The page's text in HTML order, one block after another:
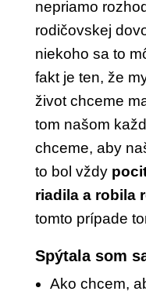
nepriamo
rodičovskej
niekoho sa to
fakt je ten, že
život chceme
tom našom
chceme, aby
to bol vždy
riadila a robila
tomto prípade
Spýtala som
Ako chcem,